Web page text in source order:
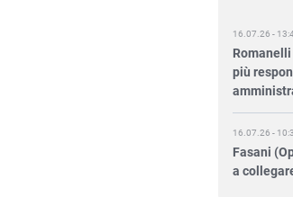
Romanelli
più
Fasani
a